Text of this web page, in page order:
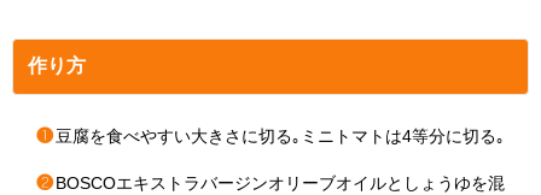
作り方
❶ 豆腐を食べやすい大きさに切る｡ミニトマトは4等分に切る｡
❷ BOSCOエキストラバージンオリーブオイルとしょうゆを混